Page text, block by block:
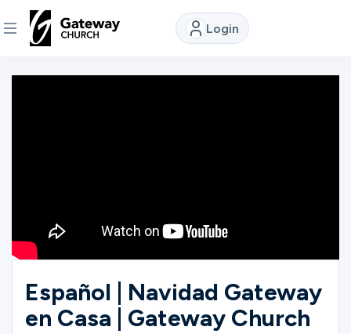
Login
DISCOVER
Connect
Español | Navidad Gateway
en Casa | Gateway Church